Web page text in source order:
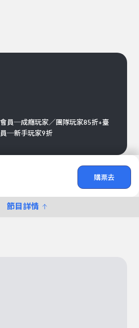
購票去
節目詳情
員─成癮玩家／團隊玩家85折+臺
─新手玩家9折